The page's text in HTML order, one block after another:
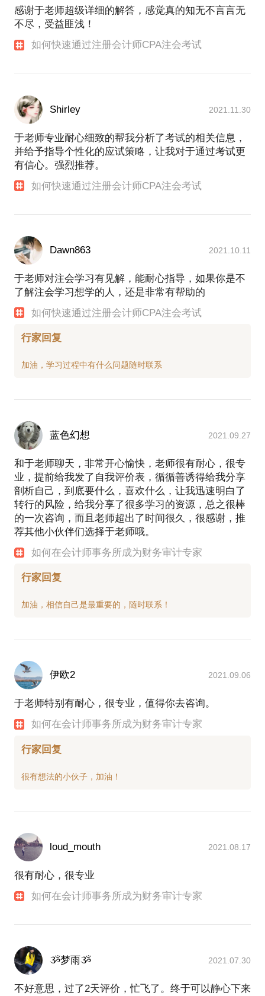
感谢于老师超级详细的解答，感觉真的知无不言言无
不尽，受益匪浅！
如何快速通过注册会计师CPA注会考试
Shirley 2021.11.30
于老师专业耐心细致的帮我分析了考试的相关信息，
并给予指导个性化的应试策略，让我对于通过考试更
有信心。强烈推荐。
如何快速通过注册会计师CPA注会考试
Dawn863 2021.10.11
于老师对注会学习有见解，能耐心指导，如果你是不
了解注会学习想学的人，还是非常有帮助的
如何快速通过注册会计师CPA注会考试
行家回复
蓝色幻想 2021.09.27
和于老师聊天，非常开心愉快，老师很有耐心，很专
业，提前给我发了自我评价表，循循善诱得给我分享
剖析自己，到底要什么，喜欢什么，让我迅速明白了
转行的风险，给我分享了很多学习的资源，总之很棒
的一次咨询，而且老师超出了时间很久，很感谢，推
荐其他小伙伴们选择于老师哦。
如何在会计师事务所成为财务审计专家
行家回复
伊欧2 2021.09.06
于老师特别有耐心，很专业，值得你去咨询。
如何在会计师事务所成为财务审计专家
行家回复
loud_mouth 2021.08.17
很有耐心，很专业
如何在会计师事务所成为财务审计专家
ૐ梦雨ૐ 2021.07.30
不好意思，过了2天评价，忙飞了。终于可以静心下来